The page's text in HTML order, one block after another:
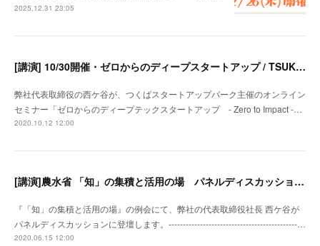
2025.12.31 23:05
[講演] 10/30開催・ゼロからのディープスタートアップ / TSUKUBA STARTUP PARKオンラインセミナー
弊社代表取締役の西ケ谷が、つくばスタートアップパーク主催のオンライン
セミナー「ゼロからのディープテックスタートアップ - Zero to Impact -…
2020.10.12 12:00
[講演]農水省 「知」の集積と活用の場 パネルディスカッション登壇
『「知」の集積と活用の場』の例会にて、弊社の代表取締役社長 西ケ谷が
パネルディスカッションに登壇します。---------------------------------------------…
2020.06.15 12:00